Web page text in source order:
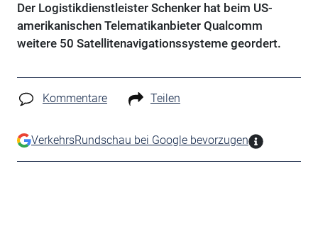
Der Logistikdienstleister Schenker hat beim US-
amerikanischen Telematikanbieter Qualcomm
weitere 50 Satellitenavigationssysteme geordert.
Kommentare Teilen
VerkehrsRundschau bei Google bevorzugen